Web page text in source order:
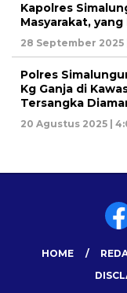
Kapolres
Masyarakat,
28 September 2025
Polres
Kg Ganja di
Tersangka
20 Agustus 2025 |
HOME